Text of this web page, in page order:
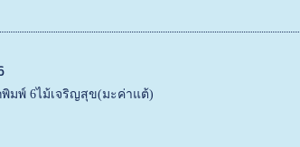
มพ์ 6ไม้เจริญสุข(มะค่าแต้)